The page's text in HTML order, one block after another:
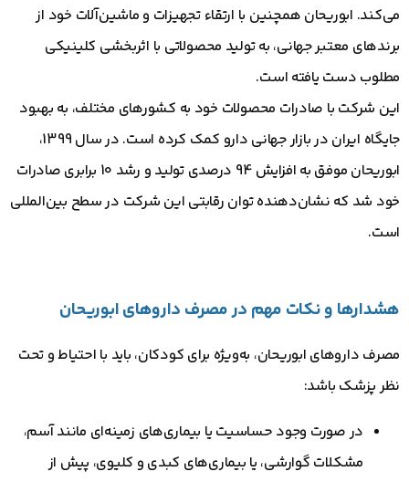
می‌کند. ابوریحان همچنین با ارتقاء تجهیزات و ماشین‌آلات خود از
برندهای معتبر جهانی، به تولید محصولاتی با اثربخشی کلینیکی
مطلوب دست یافته است.
این شرکت با صادرات محصولات خود به کشورهای مختلف، به بهبود
جایگاه ایران در بازار جهانی دارو کمک کرده است. در سال 1399،
ابوریحان موفق به افزایش 94 درصدی تولید و رشد 10 برابری صادرات
خود شد که نشان‌دهنده توان رقابتی این شرکت در سطح بین‌المللی
است.
هشدارها و نکات مهم در مصرف داروهای ابوریحان
مصرف داروهای ابوریحان، به‌ویژه برای کودکان، باید با احتیاط و تحت
نظر پزشک باشد:
در صورت وجود حساسیت یا بیماری‌های زمینه‌ای مانند آسم،
مشکلات گوارشی، یا بیماری‌های کبدی و کلیوی، پیش از